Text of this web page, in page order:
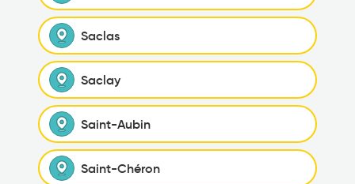
Saclas
Saclay
Saint-Aubin
Saint-Chéron